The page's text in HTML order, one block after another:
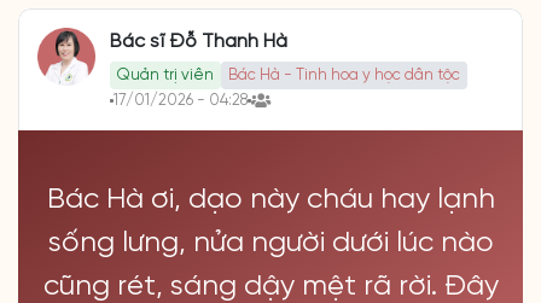
Bác sĩ Đỗ Thanh Hà
Quản trị viên
Bác Hà - Tinh hoa y học dân tộc
17/01/2026 - 04:28
Bác Hà ơi, dạo này cháu hay lạnh
sống lưng, nửa người dưới lúc nào
cũng rét, sáng dậy mệt rã rời. Đây